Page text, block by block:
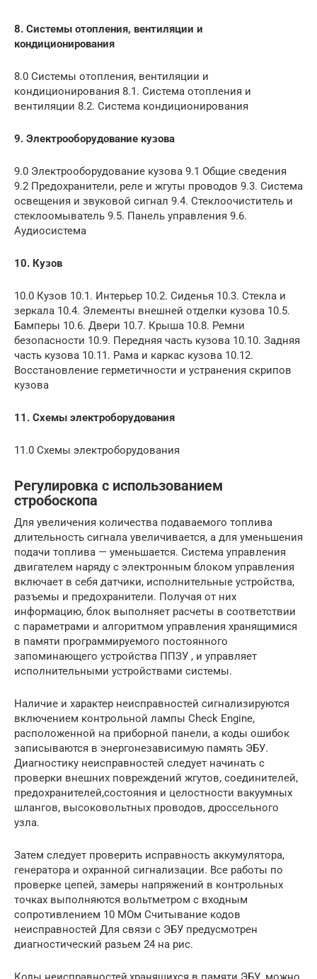
8. Системы отопления, вентиляции и
кондиционирования
8.0 Системы отопления, вентиляции и
кондиционирования 8.1. Система отопления и
вентиляции 8.2. Система кондиционирования
9. Электрооборудование кузова
9.0 Электрооборудование кузова 9.1 Общие сведения
9.2 Предохранители, реле и жгуты проводов 9.3. Система
освещения и звуковой сигнал 9.4. Стеклоочиститель и
стеклоомыватель 9.5. Панель управления 9.6.
Аудиосистема
10. Кузов
10.0 Кузов 10.1. Интерьер 10.2. Сиденья 10.3. Стекла и
зеркала 10.4. Элементы внешней отделки кузова 10.5.
Бамперы 10.6. Двери 10.7. Крыша 10.8. Ремни
безопасности 10.9. Передняя часть кузова 10.10. Задняя
часть кузова 10.11. Рама и каркас кузова 10.12.
Восстановление герметичности и устранения скрипов
кузова
11. Схемы электроборудования
11.0 Схемы электроборудования
Регулировка с использованием
стробоскопа
Для увеличения количества подаваемого топлива
длительность сигнала увеличивается, а для уменьшения
подачи топлива — уменьшается. Система управления
двигателем наряду с электронным блоком управления
включает в себя датчики, исполнительные устройства,
разъемы и предохранители. Получая от них
информацию, блок выполняет расчеты в соответствии
с параметрами и алгоритмом управления хранящимися
в памяти программируемого постоянного
запоминающего устройства ППЗУ , и управляет
исполнительными устройствами системы.
Наличие и характер неисправностей сигнализируются
включением контрольной лампы Check Engine,
расположенной на приборной панели, а коды ошибок
записываются в энергонезависимую память ЭБУ.
Диагностику неисправностей следует начинать с
проверки внешних повреждений жгутов, соединителей,
предохранителей,состояния и целостности вакуумных
шлангов, высоковольтных проводов, дроссельного
узла.
Затем следует проверить исправность аккумулятора,
генератора и охранной сигнализации. Все работы по
проверке цепей, замеры напряжений в контрольных
точках выполняются вольтметром с входным
сопротивлением 10 МОм Считывание кодов
неисправностей Для связи с ЭБУ предусмотрен
диагностический разьем 24 на рис.